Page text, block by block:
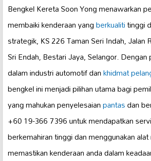
Bengkel Kereta Soon Yong menawarkan
membaiki kenderaan yangberkualititinggi
strategik, KS 226 Taman Seri Indah, Jalan
Sri Endah, Bestari Jaya, Selangor. Dengan
dalam industri automotif dankhidmat
bengkel ini menjadi pilihan utama bagi
yang mahukan penyelesaianpantasdan
+60 19-366 7396 untuk mendapatkan
berkemahiran tinggi dan menggunakan
memastikan kenderaan anda dalam